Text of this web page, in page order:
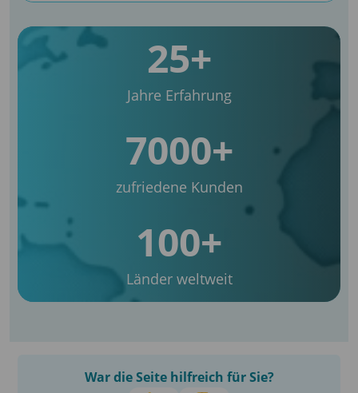
25+
Jahre Erfahrung
7000+
zufriedene Kunden
100+
Länder weltweit
War die Seite hilfreich für Sie?